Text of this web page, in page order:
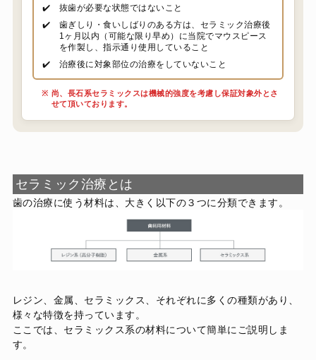
✔️
抜歯が必要な状態ではないこと
✔️
歯ぎしり・食いしばりのある方は、セラミック治療後
1ヶ月以内（可能な限り早め）に当院でマウスピース
を作製し、指示通り使用していること
✔️
治療後に対象部位の治療をしていないこと
※ 尚、長石系セラミックスは機械的強度を考慮し保証対象外とさ
せて頂いております。
セラミック治療とは
歯の治療に使う材料は、大きく以下の３つに分類できます。
レジン、金属、セラミックス、それぞれに多くの種類があり、
様々な特徴を持っています。
ここでは、セラミックス系の材料について簡単にご説明しま
す。